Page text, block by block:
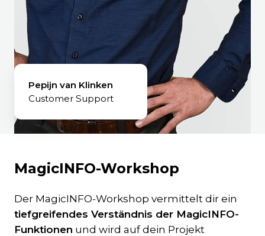
Pepijn van Klinken
Customer Support
MagicINFO-Workshop
Der MagicINFO-Workshop vermittelt dir ein
tiefgreifendes Verständnis der MagicINFO-
Funktionen und wird auf dein Projekt